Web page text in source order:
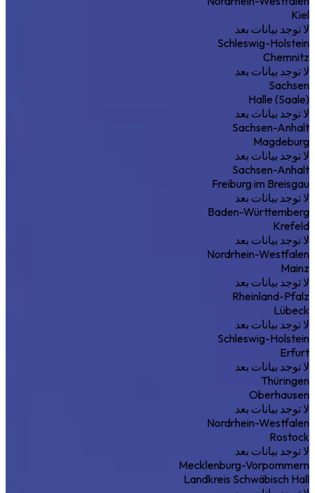
Kiel
لا توجد بيانات بعد
Schleswig-Holstein
Chemnitz
لا توجد بيانات بعد
Sachsen
Halle (Saale)
لا توجد بيانات بعد
Sachsen-Anhalt
Magdeburg
لا توجد بيانات بعد
Sachsen-Anhalt
Freiburg im Breisgau
لا توجد بيانات بعد
Baden-Württemberg
Krefeld
لا توجد بيانات بعد
Nordrhein-Westfalen
Mainz
لا توجد بيانات بعد
Rheinland-Pfalz
Lübeck
لا توجد بيانات بعد
Schleswig-Holstein
Erfurt
لا توجد بيانات بعد
Thüringen
Oberhausen
لا توجد بيانات بعد
Nordrhein-Westfalen
Rostock
لا توجد بيانات بعد
Mecklenburg-Vorpommern
Landkreis Schwäbisch Hall